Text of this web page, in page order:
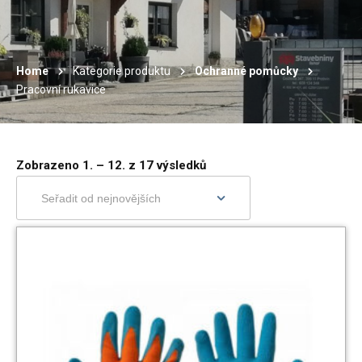
Home Kategorie produktu
Ochranné pomůcky
Pracovní rukavice
Zobrazeno 1. – 12. z 17 výsledků